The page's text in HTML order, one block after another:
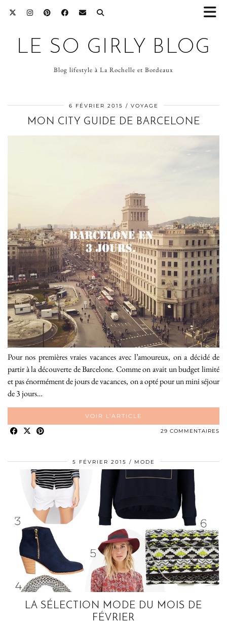
LE SO GIRLY BLOG
Blog lifestyle à La Rochelle et Bordeaux
6 FÉVRIER 2015 VOYAGE
MON CITY GUIDE DE BARCELONE
Pour nos premières vraies vacances avec l’amoureux, on a décidé de
partir à la découverte de Barcelone. Comme on avait un budget limité
et pas énormément de jours de vacances, on a opté pour un mini séjour
de 3 jours…
VOIR L’ARTICLE
29 COMMENTAIRES
5 FÉVRIER 2015 MODE
LA SÉLECTION MODE DU MOIS DE
FÉVRIER